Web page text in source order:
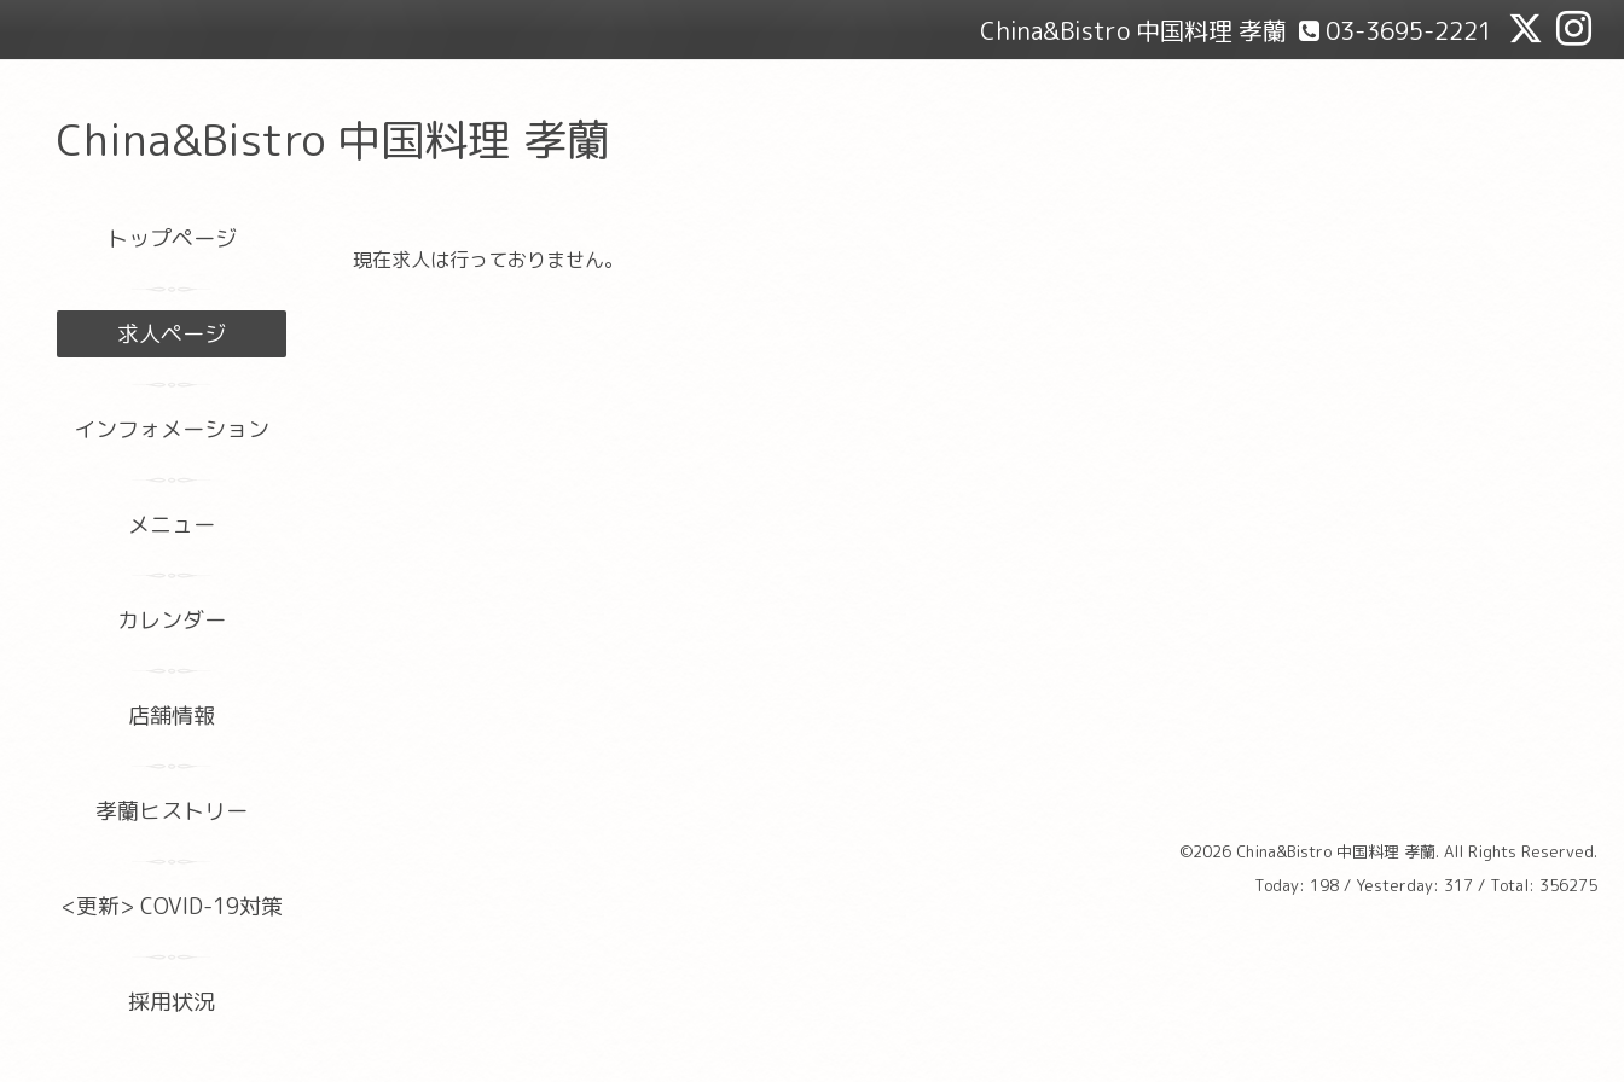
03-3695-2221
China&Bistro 中国料理 孝蘭
China&Bistro 中国料理 孝蘭
現在求人は行っておりません。
©2026 China&Bistro 中国料理 孝蘭. All Rights Reserved.
Today: 198 / Yesterday: 317 / Total: 356275
トップページ
求人ページ
インフォメーション
メニュー
カレンダー
店舗情報
孝蘭ヒストリー
<更新> COVID-19対策
採用状況